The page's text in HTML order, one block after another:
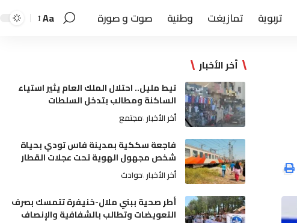
تربوية تمازيغت وطنية صوت و صورة Aa
أخر الأخبار
تيط مليل.. احتلال الملك العام يثير استياء
الساكنة ومطالب بتدخل السلطات
أخر الأخبار مجتمع
فاجعة سككية بمدينة فاس تودي بحياة
شخص مجهول الهوية تحت عجلات القطار
أخر الأخبار حوادث
أطر صحية ببني ملال-خنيفرة تتمسك بصرف
التعويضات وتطالب بالشفافية والإنصاف